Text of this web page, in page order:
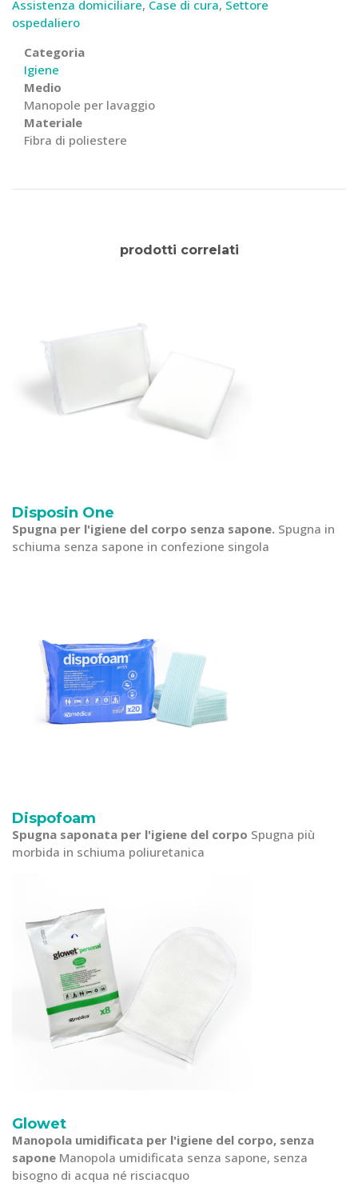
Assistenza domiciliare, Case di cura, Settore
ospedaliero
Categoria
Igiene
Medio
Manopole per lavaggio
Materiale
Fibra di poliestere
prodotti correlati
Disposin One
Spugna per l'igiene del corpo senza sapone. Spugna in
schiuma senza sapone in confezione singola
Dispofoam
Spugna saponata per l'igiene del corpo Spugna più
morbida in schiuma poliuretanica
Glowet
Manopola umidificata per l'igiene del corpo, senza
sapone Manopola umidificata senza sapone, senza
bisogno di acqua né risciacquo